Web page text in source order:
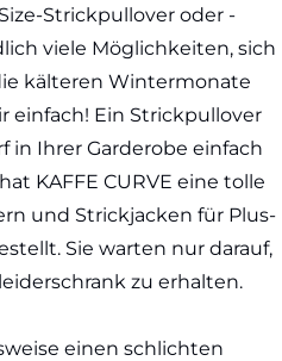
Strickpullover oder -
viele Möglichkeiten, sich
kälteren Wintermonate
einfach! Ein Strickpullover
in Ihrer Garderobe einfach
KAFFE CURVE eine tolle
und Strickjacken für Plus-
Sie warten nur darauf,
zu erhalten.
einen schlichten